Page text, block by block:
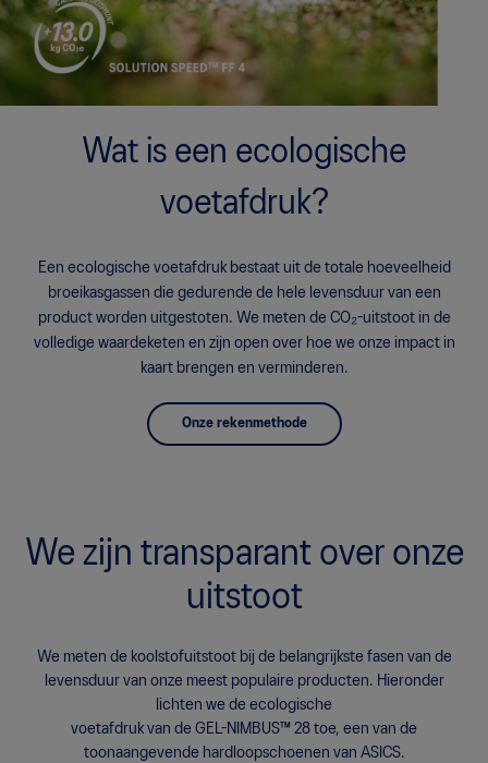
Wat is een ecologische
voetafdruk?
Een ecologische voetafdruk bestaat uit de totale hoeveelheid
broeikasgassen die gedurende de hele levensduur van een
product worden uitgestoten. We meten de CO₂-uitstoot in de
volledige waardeketen en zijn open over hoe we onze impact in
kaart brengen en verminderen.
Onze rekenmethode
We zijn transparant over onze
uitstoot
We meten de koolstofuitstoot bij de belangrijkste fasen van de
levensduur van onze meest populaire producten. Hieronder
lichten we de ecologische
voetafdruk van de GEL-NIMBUS™ 28 toe, een van de
toonaangevende hardloopschoenen van ASICS.